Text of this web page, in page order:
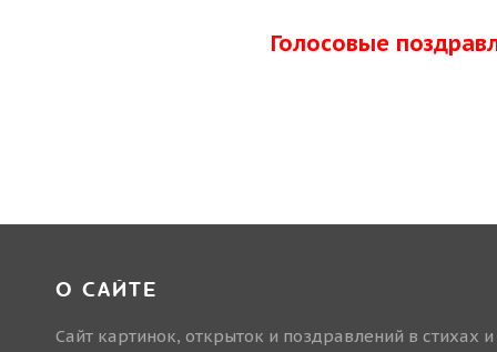
Голосовые
О САЙТЕ
Сайт картинок, открыток и поздравлений в стихах и